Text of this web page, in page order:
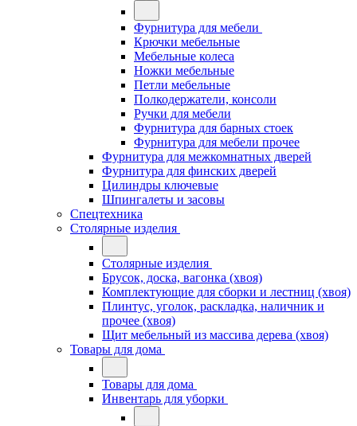
Фурнитура для мебели
Крючки мебельные
Мебельные колеса
Ножки мебельные
Петли мебельные
Полкодержатели, консоли
Ручки для мебели
Фурнитура для барных стоек
Фурнитура для мебели прочее
Фурнитура для межкомнатных дверей
Фурнитура для финских дверей
Цилиндры ключевые
Шпингалеты и засовы
Спецтехника
Столярные изделия
Столярные изделия
Брусок, доска, вагонка (хвоя)
Комплектующие для сборки и лестниц (хвоя)
Плинтус, уголок, раскладка, наличник и
прочее (хвоя)
Щит мебельный из массива дерева (хвоя)
Товары для дома
Товары для дома
Инвентарь для уборки